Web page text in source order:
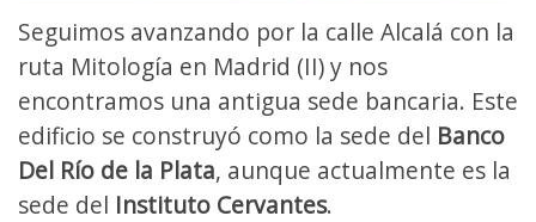
Seguimos avanzando por la calle Alcalá con la
ruta Mitología en Madrid (II) y nos
encontramos una antigua sede bancaria. Este
edificio se construyó como la sede del Banco
Del Río de la Plata, aunque actualmente es la
sede del Instituto Cervantes.